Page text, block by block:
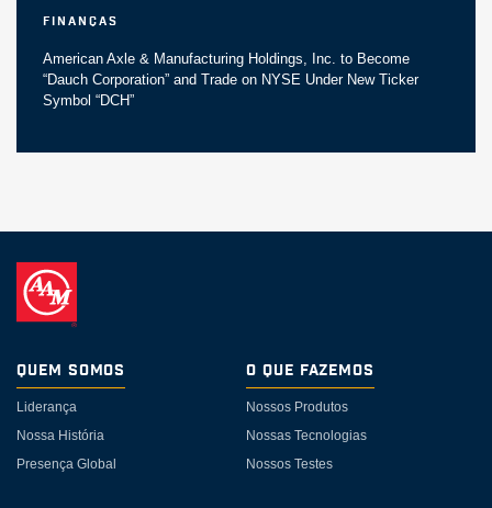
Finanças
American Axle & Manufacturing Holdings, Inc. to Become
“Dauch Corporation” and Trade on NYSE Under New Ticker
Symbol “DCH”
Quem somos
Liderança
Nossa História
Presença Global
O Que Fazemos
Nossos Produtos
Nossas Tecnologias
Nossos Testes